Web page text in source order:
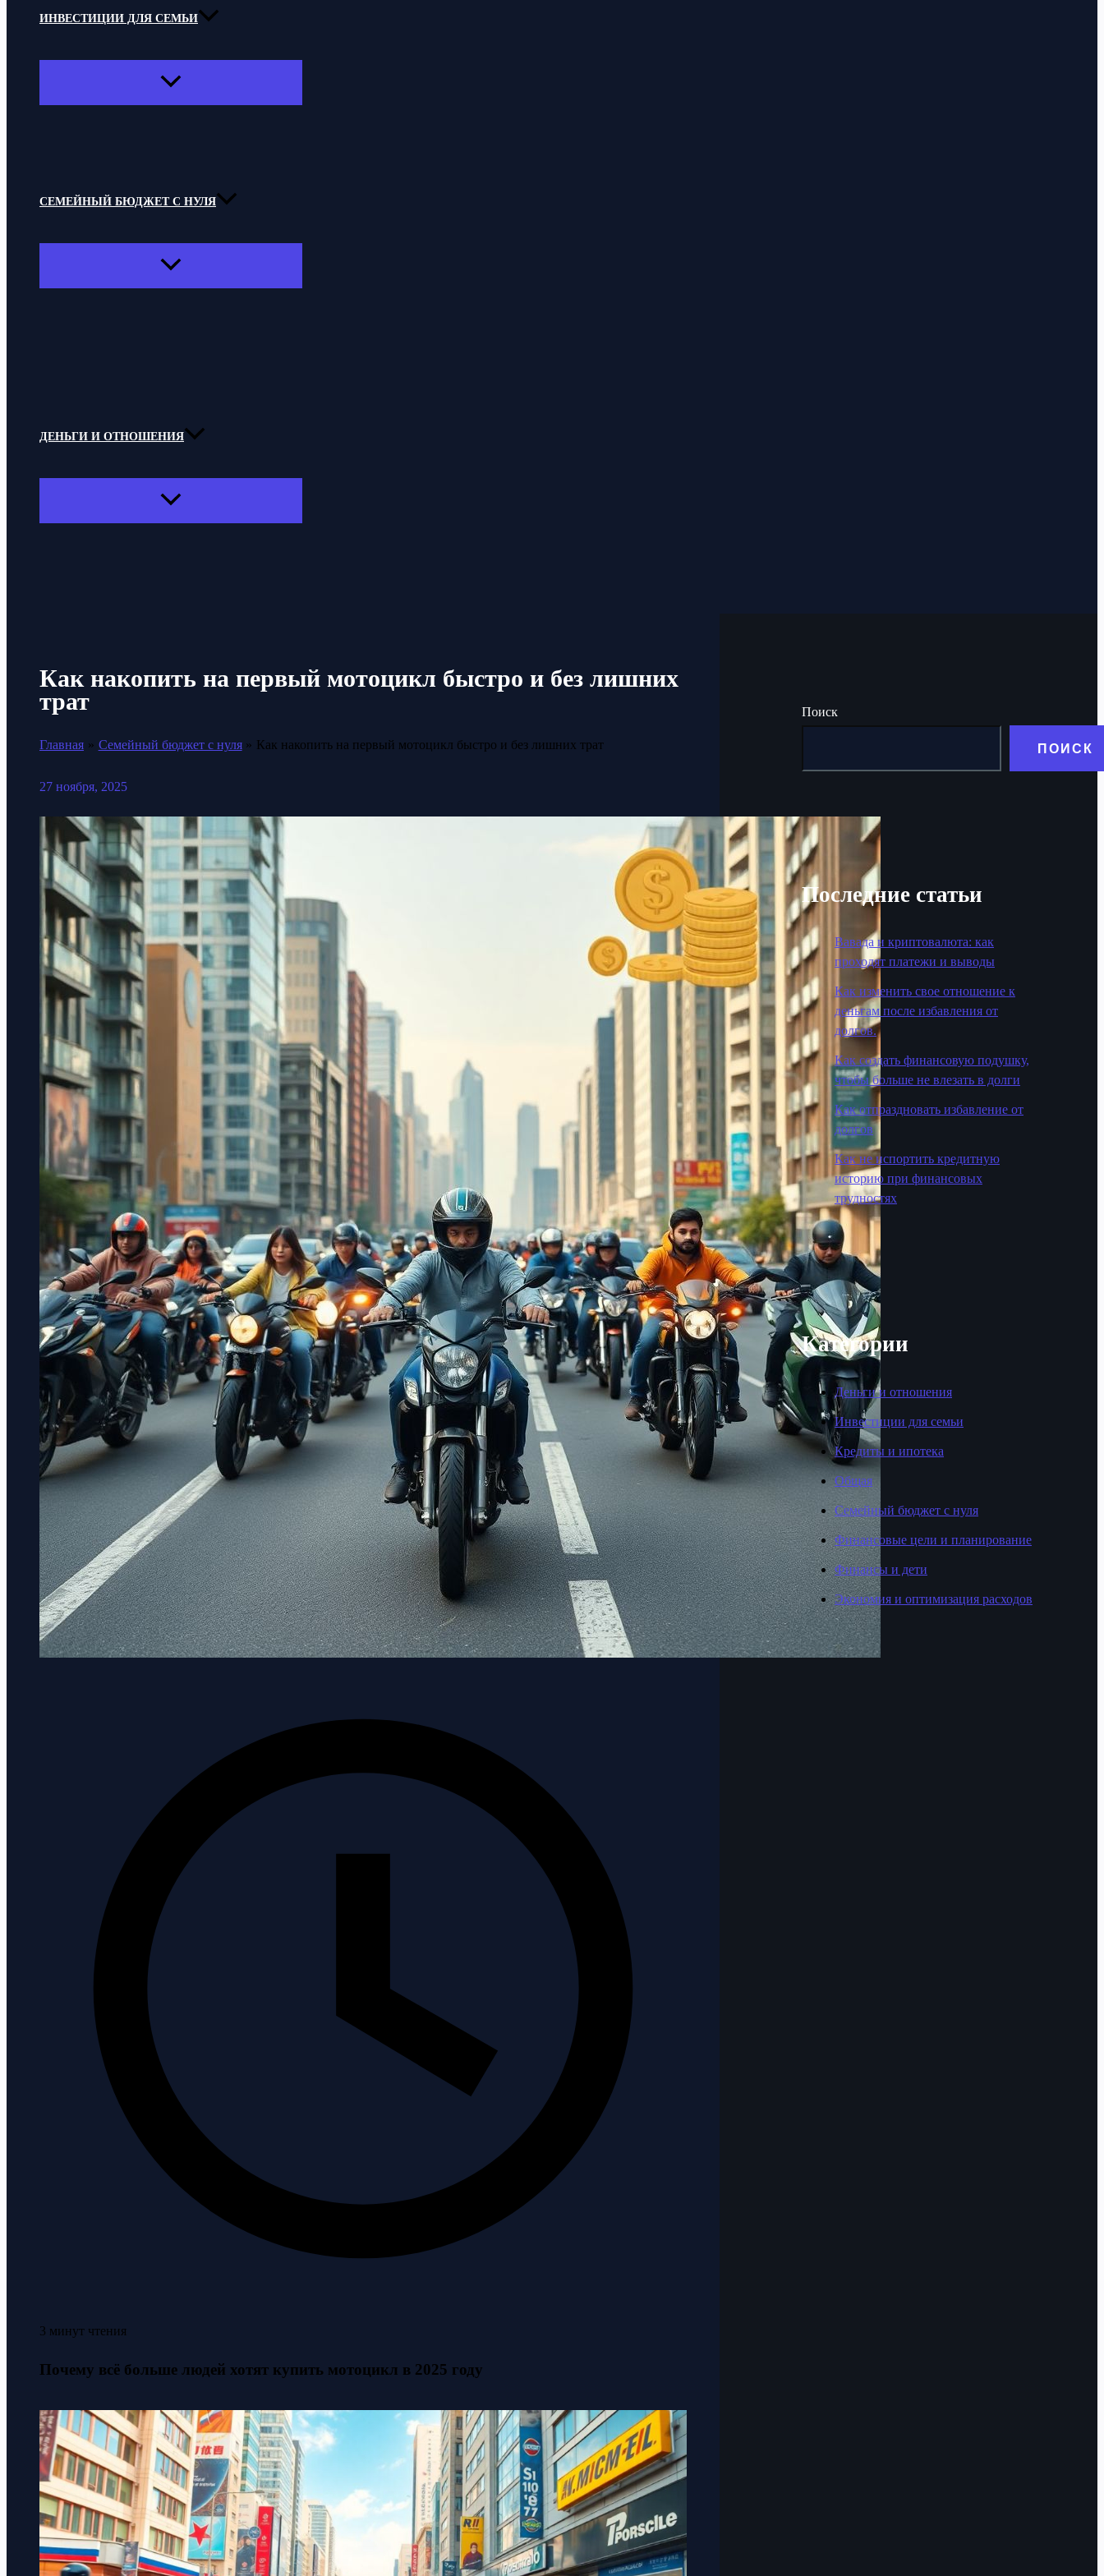
ИНВЕСТИЦИИ ДЛЯ СЕМЬИ
ПЕРЕКЛЮЧАТЕЛЬ
СЕМЕЙНЫЙ БЮДЖЕТ С НУЛЯ
ПЕРЕКЛЮЧАТЕЛЬ
ДЕНЬГИ И ОТНОШЕНИЯ
ПЕРЕКЛЮЧАТЕЛЬ
Как накопить на первый мотоцикл быстро и без лишних
трат
Главная Семейный бюджет с нуля Как накопить на первый мотоцикл быстро и без лишних трат
27 ноября, 2025
3 минут чтения
Почему всё больше людей хотят купить мотоцикл в 2025 году
Поиск
ПОИСК
Последние статьи
Вавада и криптовалюта: как
проходят платежи и выводы
Как изменить свое отношение к
деньгам после избавления от
долгов.
Как создать финансовую подушку,
чтобы больше не влезать в долги
Как отпраздновать избавление от
долгов
Как не испортить кредитную
историю при финансовых
трудностях
Категории
Деньги и отношения
Инвестиции для семьи
Кредиты и ипотека
Общая
Семейный бюджет с нуля
Финансовые цели и планирование
Финансы и дети
Экономия и оптимизация расходов